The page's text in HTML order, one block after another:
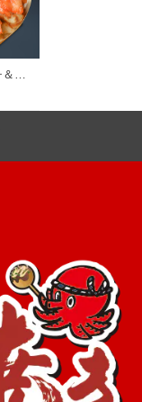
泉州たこ焼き（ごま油キムチ＆ぼうず）（6個入✕2袋）【卵不使用】